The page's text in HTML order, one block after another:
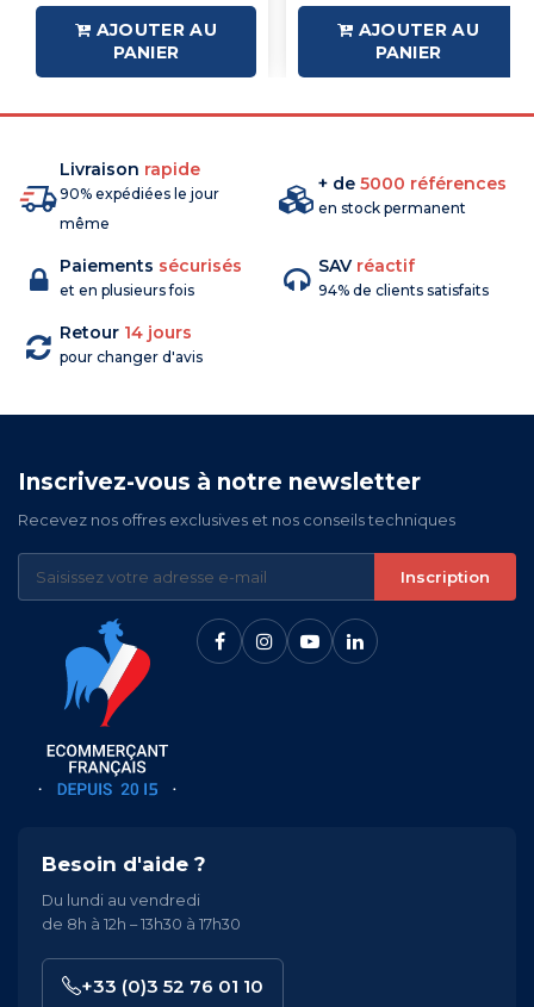
AJOUTER AU
PANIER
AJOUTER AU
PANIER
Livraison rapide
90% expédiées le jour
même
+ de 5000 références
en stock permanent
Paiements sécurisés
et en plusieurs fois
SAV réactif
94% de clients satisfaits
Retour 14 jours
pour changer d'avis
Inscrivez-vous à notre newsletter
Recevez nos offres exclusives et nos conseils techniques
Inscription
Besoin d'aide ?
Du lundi au vendredi
de 8h à 12h – 13h30 à 17h30
+33 (0)3 52 76 01 10